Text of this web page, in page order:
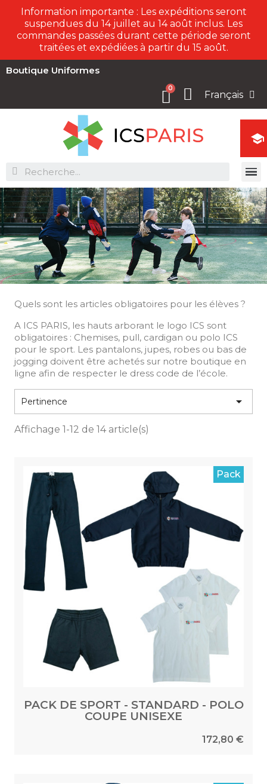
Information importante : Les expéditions seront
suspendues du 14 juillet au 14 août inclus. Les
commandes passées durant cette période seront
traitées et expédiées à partir du 15 août.
Boutique Uniformes
Français
Quels sont les articles obligatoires pour les élèves ?
A ICS PARIS, les hauts arborant le logo ICS sont
obligatoires : Chemises, pull, cardigan ou polo ICS
pour le sport. Les pantalons, jupes, robes ou bas de
jogging doivent être achetés sur notre boutique en
ligne afin de respecter le dress code de l’école.
Pertinence 
Affichage 1-12 de 14 article(s)
Pack
PACK DE SPORT - STANDARD - POLO
COUPE UNISEXE
172,80 €
